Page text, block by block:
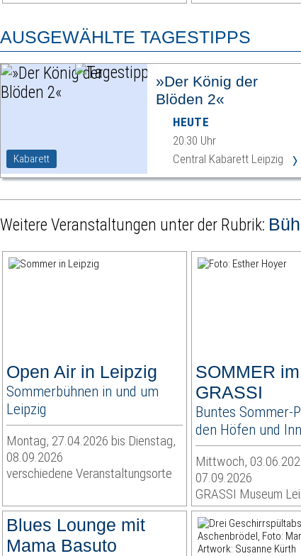
AUSGEWÄHLTE TAGESTIPPS
Kabarett
»Der König der
Blöden 2«
HEUTE
20:30 Uhr
Central Kabarett Leipzig
›
Weitere Veranstaltungen unter der Rubrik:
Open Air in Leipzig
Sommerbühnen in und um
Leipzig
Montag, 27.04.2026 bis Dienstag,
08.09.2026
verschiedene Veranstaltungsorte
SOMMER im
GRASSI
Buntes Sommer-
den Höfen und
Mittwoch,
07.09.2026
GRASSI Museum
Blues Lounge mit
Mama Basuto